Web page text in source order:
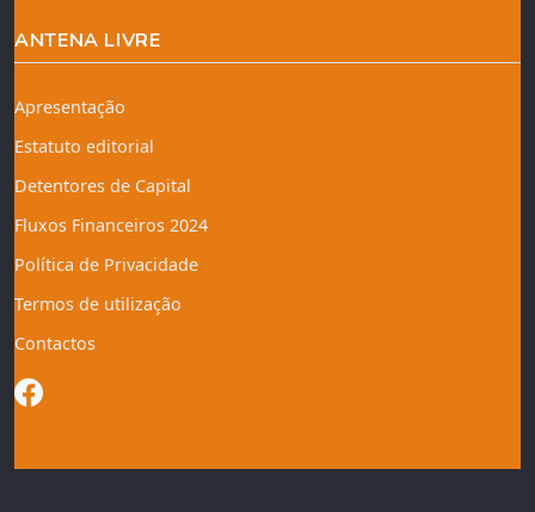
ANTENA LIVRE
Apresentação
Estatuto editorial
Detentores de Capital
Fluxos Financeiros 2024
Política de Privacidade
Termos de utilização
Contactos